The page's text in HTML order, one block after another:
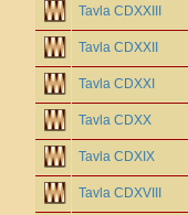
Tavla CDXXIII
Tavla CDXXII
Tavla CDXXI
Tavla CDXX
Tavla CDXIX
Tavla CDXVIII